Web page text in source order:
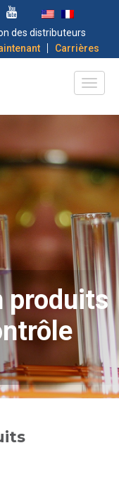
des distributeurs
| Carrières
produits